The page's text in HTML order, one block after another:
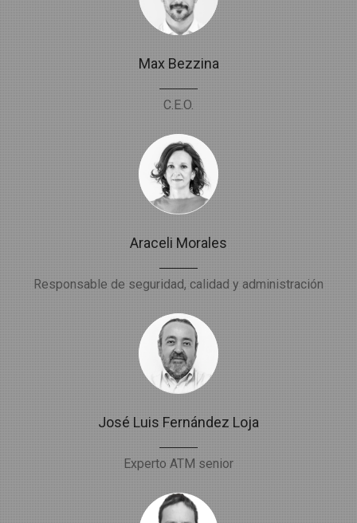
Max Bezzina
C.E.O.
Araceli Morales
Responsable de seguridad, calidad y administración
José Luis Fernández Loja
Experto ATM senior